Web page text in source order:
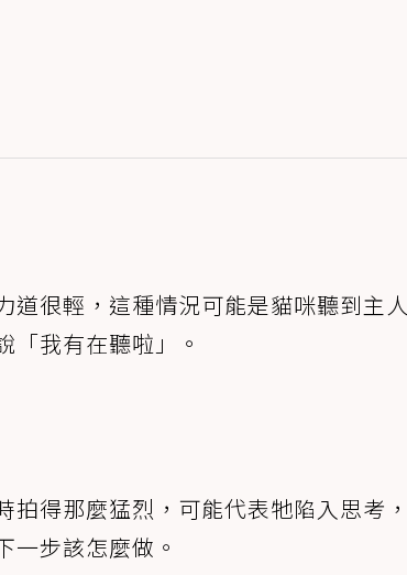
道很輕，這種情況可能是貓咪聽到主
「我有在聽啦」。
拍得那麼猛烈，可能代表牠陷入思考
一步該怎麼做。